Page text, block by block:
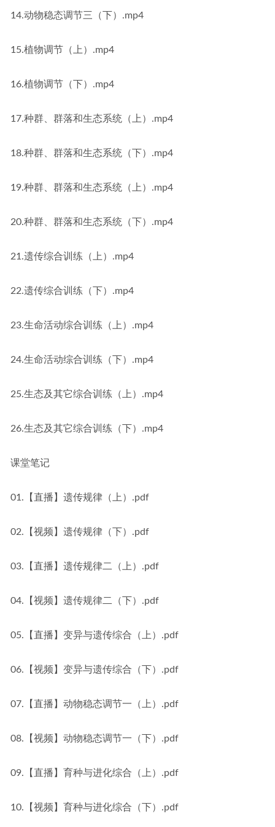
14.动物稳态调节三（下）.mp4
15.植物调节（上）.mp4
16.植物调节（下）.mp4
17.种群、群落和生态系统（上）.mp4
18.种群、群落和生态系统（下）.mp4
19.种群、群落和生态系统（上）.mp4
20.种群、群落和生态系统（下）.mp4
21.遗传综合训练（上）.mp4
22.遗传综合训练（下）.mp4
23.生命活动综合训练（上）.mp4
24.生命活动综合训练（下）.mp4
25.生态及其它综合训练（上）.mp4
26.生态及其它综合训练（下）.mp4
课堂笔记
01.【直播】遗传规律（上）.pdf
02.【视频】遗传规律（下）.pdf
03.【直播】遗传规律二（上）.pdf
04.【视频】遗传规律二（下）.pdf
05.【直播】变异与遗传综合（上）.pdf
06.【视频】变异与遗传综合（下）.pdf
07.【直播】动物稳态调节一（上）.pdf
08.【视频】动物稳态调节一（下）.pdf
09.【直播】育种与进化综合（上）.pdf
10.【视频】育种与进化综合（下）.pdf